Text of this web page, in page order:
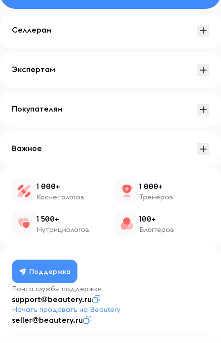
Селлерам
Экспертам
Покупателям
Важное
1 000+
Косметологов
1 000+
Тренеров
1 500+
Нутрициологов
100+
Блоггеров
Поддержка
Почта службы поддержки
support@beautery.ru
Начать продавать на Beautery
seller@beautery.ru